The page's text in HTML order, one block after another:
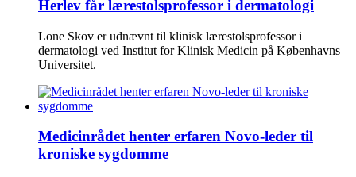
Herlev får lærestolsprofessor i dermatologi
Lone Skov er udnævnt til klinisk lærestolsprofessor i
dermatologi ved Institut for Klinisk Medicin på Københavns
Universitet.
Medicinrådet henter erfaren Novo-leder til
kroniske sygdomme